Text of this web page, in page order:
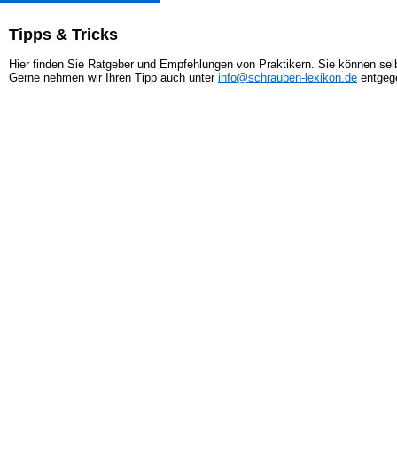
Tipps & Tricks
Hier finden Sie Ratgeber und Empfehlungen von Praktikern. Sie können
Gerne nehmen wir Ihren Tipp auch unter info@schrauben-lexikon.de